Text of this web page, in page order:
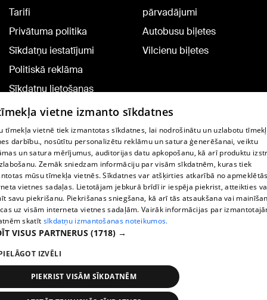
Tarifi
Privātuma politika
Sīkdatņu iestatījumi
Politiskā reklāma
Sīkdatņu lietošanas
noteikumi
Komentāru pievienošana
pārvadājumi
Autobusu biļetes
Vilcienu biļetes
TV programma
Līguma noteikumi
360 Ziņu kontakti
Helio Media
Portāla palīdzības dienests: e-pasts -
All rights reserved.
vietne izmanto sīkdatnes
tīmekļa vietnē tiek izmantotas sīkdatnes, lai nodrošinātu un uzlabotu
darbību., nosūtītu personalizētu reklāmu un satura ģenerēšanai, veiktu
un satura mērījumus, auditorijas datu apkopošanu, kā arī produktu
Zemāk sniedzam informāciju par visām sīkdatnēm, kuras tiek
mūsu tīmekļa vietnēs. Sīkdatnes var atšķirties atkarībā no
vietnes sadaļas. Lietotājam jebkurā brīdī ir iespēja piekrist, atteikties
savu piekrišanu. Piekrišanas sniegšana, kā arī tās atsaukšana vai
uz visām interneta vietnes sadaļām. Vairāk informācijas par
skatīt sīkdatņu izmantošanas noteikumos.
VISUS PARTNERUS (1718) →
IZVĒLI
PIEKRIST VISĀM SĪKDATNĒM